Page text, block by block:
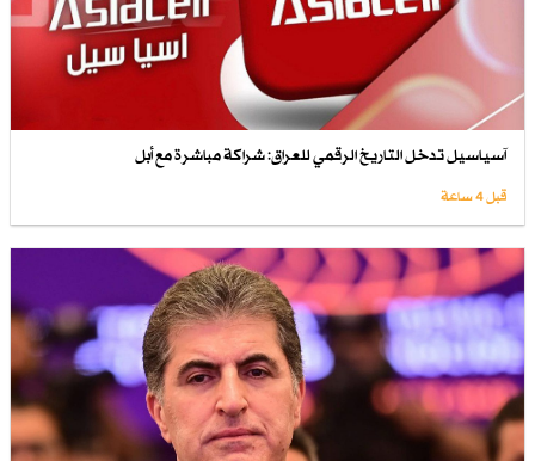
آسياسيل تدخل التاريخ الرقمي للعراق: شراكة مباشرة مع أبل
قبل 4 ساعة